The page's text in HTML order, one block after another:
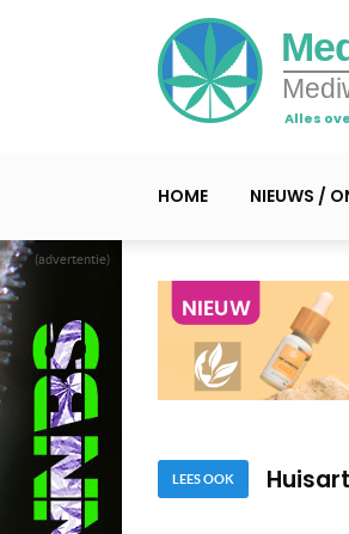
(advertentie)
Alles
HOME NIEUWS /
LEES OOK
VN’s
Vier
VN’s